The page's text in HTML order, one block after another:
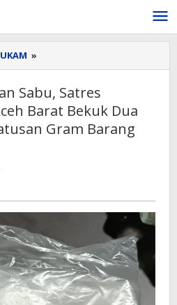
»
Peredaran
Satres
Narkoba
Aceh
Beserta
Ratusan
Barang
Bukti
Sabu, Satres
Barat Bekuk Dua
Gram Barang